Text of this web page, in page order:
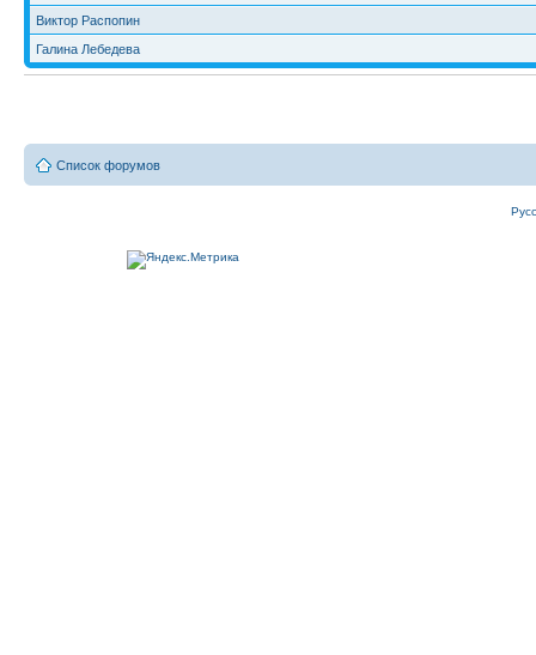
Виктор Распопин
Галина Лебедева
Список форумов